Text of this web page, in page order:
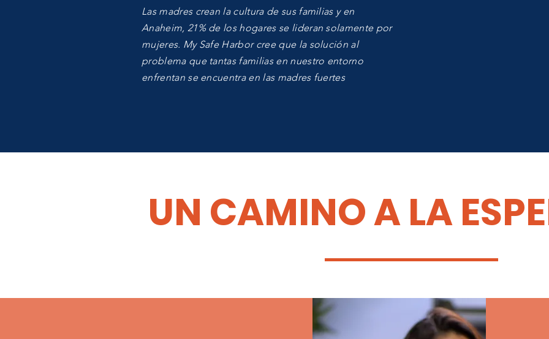
Las madres crean la cultura de sus familias y en
Anaheim, 21% de los hogares se lideran solamente por
mujeres. My Safe Harbor cree que la solución al
problema que tantas familias en nuestro entorno
enfrentan se encuentra en las madres fuertes
UN CAMINO A LA